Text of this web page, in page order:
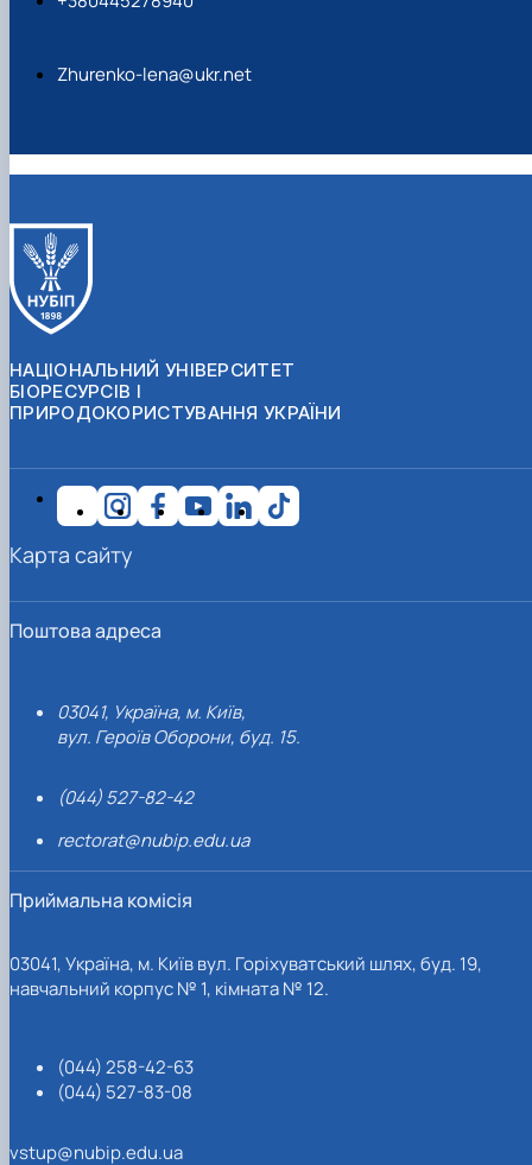
Zhurenko-lena@ukr.net
НАЦІОНАЛЬНИЙ УНІВЕРСИТЕТ
БІОРЕСУРСІВ І
ПРИРОДОКОРИСТУВАННЯ УКРАЇНИ
Поштова адреса
03041, Україна, м. Київ,
вул. Героїв Оборони, буд. 15.
(044) 527-82-42
rectorat@nubip.edu.ua
Приймальна комісія
03041, Україна, м. Київ вул. Горіхуватський шлях, буд. 19,
навчальний корпус № 1, кімната № 12.
(044) 258-42-63
(044) 527-83-08
vstup@nubip.edu.ua
Карта сайту